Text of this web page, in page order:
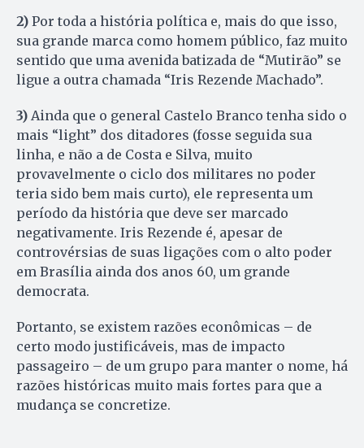
2) Por toda a história política e, mais do que isso,
sua grande marca como homem público, faz muito
sentido que uma avenida batizada de “Mutirão” se
ligue a outra chamada “Iris Rezende Machado”.
3) Ainda que o general Castelo Branco tenha sido o
mais “light” dos ditadores (fosse seguida sua
linha, e não a de Costa e Silva, muito
provavelmente o ciclo dos militares no poder
teria sido bem mais curto), ele representa um
período da história que deve ser marcado
negativamente. Iris Rezende é, apesar de
controvérsias de suas ligações com o alto poder
em Brasília ainda dos anos 60, um grande
democrata.
Portanto, se existem razões econômicas – de
certo modo justificáveis, mas de impacto
passageiro – de um grupo para manter o nome, há
razões históricas muito mais fortes para que a
mudança se concretize.